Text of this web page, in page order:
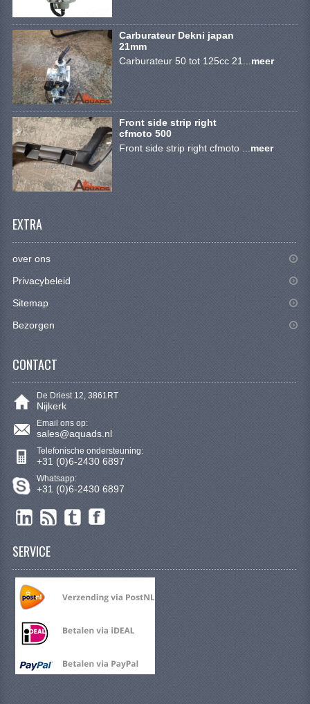
SHINERAY 250 STXE
ACCESSOIRES
ELECTRONICA
KABELS
SHINERAY 300ST 5E
SHINERAY 350ST-2E
SHINERAY SPYDER/STIXE 250CC
BODY KAPPEN EN FRAME
BRANDSTOF SYSTEEM
GEREEDSCHAP
Carburateur Dekni japan
21mm
Carburateur 50 tot 125cc 21... meer
Front side strip right
cfmoto 500
Front side strip right cfmoto ... meer
EXTRA
over ons
Privacybeleid
Sitemap
Bezorgen
CONTACT
De Driest 12, 3861RT
Nijkerk
Email ons op:
sales@aquads.nl
Telefonische ondersteuning:
+31 (0)6-2430 6897
Whatsapp:
+31 (0)6-2430 6897
SERVICE